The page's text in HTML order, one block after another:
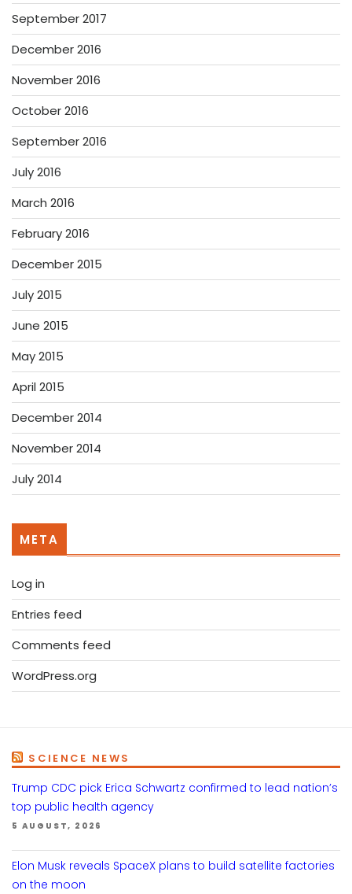
September 2017
December 2016
November 2016
October 2016
September 2016
July 2016
March 2016
February 2016
December 2015
July 2015
June 2015
May 2015
April 2015
December 2014
November 2014
July 2014
META
Log in
Entries feed
Comments feed
WordPress.org
SCIENCE NEWS
Trump CDC pick Erica Schwartz confirmed to lead nation’s
top public health agency
5 AUGUST, 2026
Elon Musk reveals SpaceX plans to build satellite factories
on the moon